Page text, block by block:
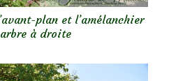
plan et l’amélanchier
à droite